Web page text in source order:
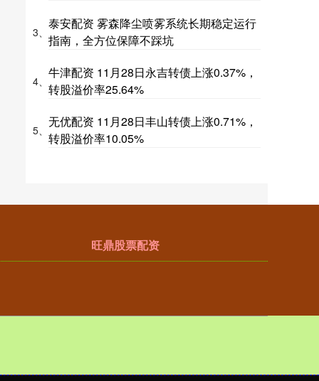
3、
泰安配资 雾森降尘喷雾系统长期稳定运行
指南，全方位保障不踩坑
4、
牛津配资 11月28日永吉转债上涨0.37%，
转股溢价率25.64%
5、
无优配资 11月28日丰山转债上涨0.71%，
转股溢价率10.05%
旺鼎股票配资